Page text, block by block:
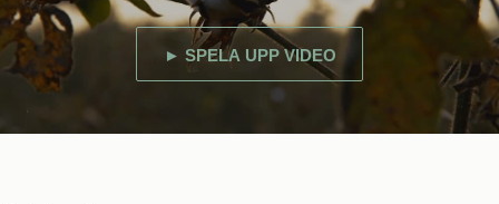
► SPELA UPP VIDEO